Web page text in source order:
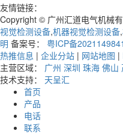
友情链接：
Copyright © 广州汇道电气机械
视觉检测设备,机器视觉检测设备,
明 备案号： 粤ICP备
热推信息 | 企业分站 | 网站地图 |
主营区域： 广州 深圳 珠海 佛山
技术支持： 天呈汇
首页
产品
电话
联系